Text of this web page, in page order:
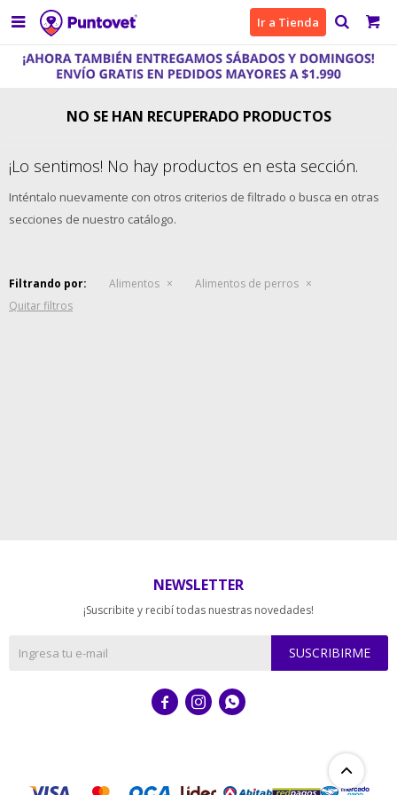
 Ir a Tienda
NO SE HAN RECUPERADO PRODUCTOS
¡Lo sentimos! No hay productos en esta sección.
Inténtalo nuevamente con otros criterios de filtrado o busca en otras
secciones de nuestro catálogo.
Filtrando por: Alimentos
Alimentos de perros
Quitar filtros
NEWSLETTER
¡Suscribite y recibí todas nuestras novedades!
SUSCRIBIRME
  